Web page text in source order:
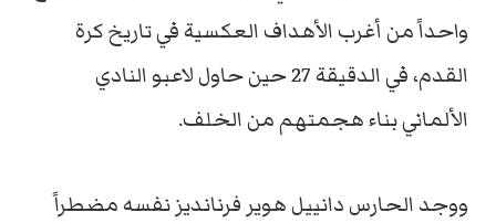
واحداً من أغرب الأهداف العكسية في تاريخ كرة
القدم، في الدقيقة 27 حين حاول لاعبو النادي
الألماني بناء هجمتهم من الخلف.
ووجد الحارس دانييل هوير فرنانديز نفسه مضطراً